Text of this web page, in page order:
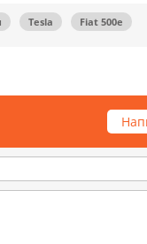
Tesla Fiat 500e